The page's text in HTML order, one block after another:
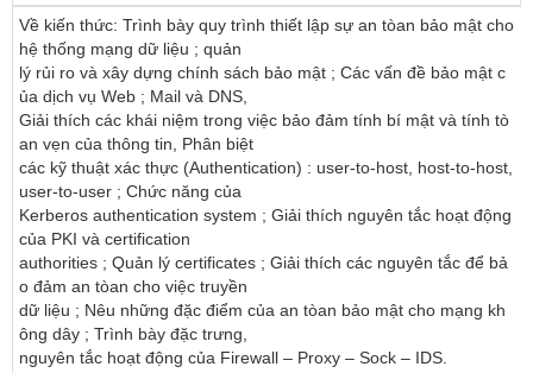
Về kiến thức: Trình bày quy trình thiết lập sự an tòan bảo mật cho
hệ thống mạng dữ liệu ; quản
lý rủi ro và xây dựng chính sách bảo mật ; Các vấn đề bảo mật c
ủa dịch vụ Web ; Mail và DNS,
Giải thích các khái niệm trong việc bảo đảm tính bí mật và tính tò
an vẹn của thông tin, Phân biệt
các kỹ thuật xác thực (Authentication) : user-to-host, host-to-host,
user-to-user ; Chức năng của
Kerberos authentication system ; Giải thích nguyên tắc hoạt động
của PKI và certification
authorities ; Quản lý certificates ; Giải thích các nguyên tắc để bả
o đảm an tòan cho việc truyền
dữ liệu ; Nêu những đặc điểm của an tòan bảo mật cho mạng kh
ông dây ; Trình bày đặc trưng,
nguyên tắc hoạt động của Firewall – Proxy – Sock – IDS.